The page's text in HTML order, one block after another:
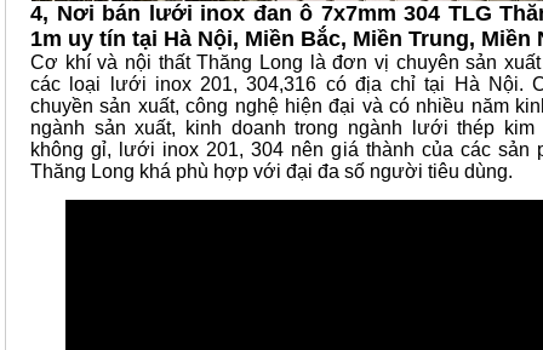
4, Nơi bán lưới inox đan ô 7x7mm 304 TLG
1m uy tín tại Hà Nội, Miền Bắc, Miền Trung, Miền
Cơ khí và nội thất Thăng Long là đơn vị chuyên sản
các loại lưới inox 201, 304,316 có địa chỉ tại Hà Nội.
chuyền sản xuất, công nghệ hiện đại và có nhiều năm
ngành sản xuất, kinh doanh trong ngành lưới thép
không gỉ, lưới inox 201, 304 nên giá thành của các sản
Thăng Long khá phù hợp với đại đa số người tiêu dùng.